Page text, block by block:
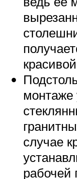
монтаже
случае
рабочей